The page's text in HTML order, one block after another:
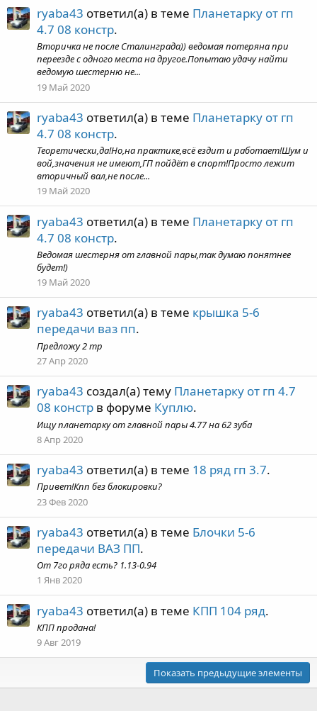
ryaba43 ответил(а) в теме Планетарку от гп
4.7 08 констр.
Вторичка не после Сталинграда)) ведомая потеряна при
переезде с одного места на другое.Попытаю удачу найти
ведомую шестерню не...
19 Май 2020
ryaba43 ответил(а) в теме Планетарку от гп
4.7 08 констр.
Теоретически,да!Но,на практике,всё ездит и работает!Шум и
вой,значения не имеют,ГП пойдёт в спорт!Просто лежит
вторичный вал,не после...
19 Май 2020
ryaba43 ответил(а) в теме Планетарку от гп
4.7 08 констр.
Ведомая шестерня от главной пары,так думаю понятнее
будет!)
19 Май 2020
ryaba43 ответил(а) в теме крышка 5-6
передачи ваз пп.
Предложу 2 тр
27 Апр 2020
ryaba43 создал(а) тему Планетарку от гп 4.7
08 констр в форуме Куплю.
Ищу планетарку от главной пары 4.77 на 62 зуба
8 Апр 2020
ryaba43 ответил(а) в теме 18 ряд гп 3.7.
Привет!Кпп без блокировки?
23 Фев 2020
ryaba43 ответил(а) в теме Блочки 5-6
передачи ВАЗ ПП.
От 7го ряда есть? 1.13-0.94
1 Янв 2020
ryaba43 ответил(а) в теме КПП 104 ряд.
КПП продана!
9 Авг 2019
Показать предыдущие элементы